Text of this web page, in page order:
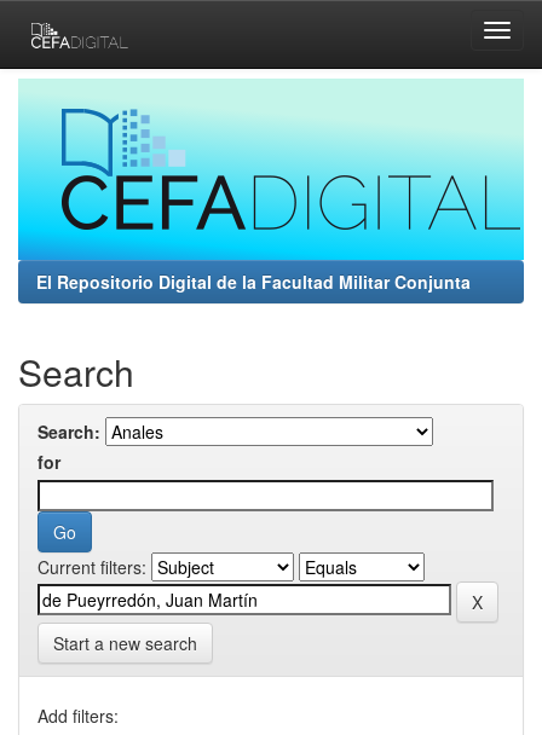
navigation
El Repositorio Digital de la Facultad Militar Conjunta
Search
Search:
for
Current filters:
Start a new search
Add filters: